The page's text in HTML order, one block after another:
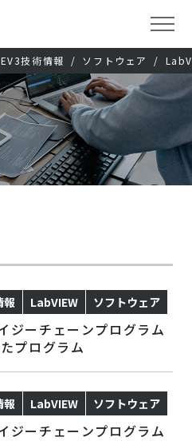
EV3技術情報 ソフトウェア
報 LabVIEW ソフトウェア
ジーチェーンプログラム
プログラム
報 LabVIEW ソフトウェア
ジーチェーンプログラム